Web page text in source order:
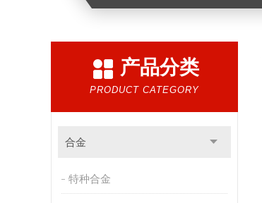
产品分类
PRODUCT CATEGORY
合金
特种合金